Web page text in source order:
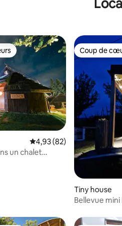
Évaluation moyenne sur
4,93 (82)
un chalet
Coup de
Coup de
Tiny house
Bellevue mini